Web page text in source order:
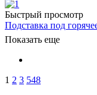
Быстрый просмотр
Подставка под
Показать еще
1 2 3 548